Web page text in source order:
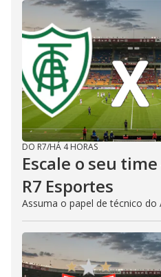
DO R7/HÁ 4 HORAS
Escale o seu
R7 Esportes
Assuma o papel de técnico do